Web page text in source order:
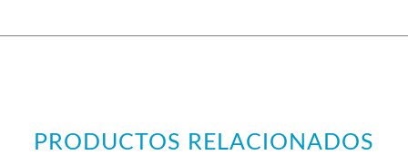
PRODUCTOS RELACIONADOS